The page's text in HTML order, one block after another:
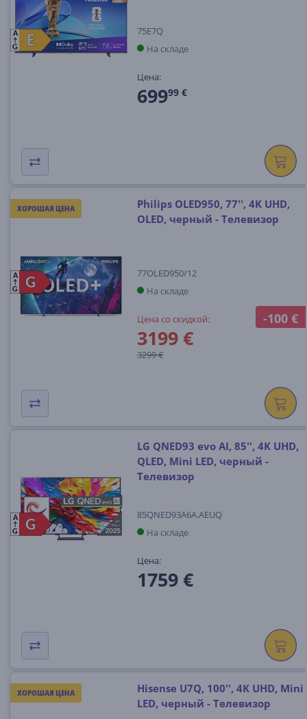
E
E
A
G
75E7Q
На складе
Цена:
69999 €
ХОРОШАЯ ЦЕНА
-100 €
G
G
A
G
Philips OLED950, 77'', 4K UHD,
OLED, черный - Телевизор
77OLED950/12
На складе
Цена со скидкой:
3199 €
3299 €
G
G
A
G
LG QNED93 evo AI, 85'', 4K UHD,
QLED, Mini LED, черный -
Телевизор
85QNED93A6A.AEUQ
На складе
Цена:
1759 €
ХОРОШАЯ ЦЕНА
Hisense U7Q, 100'', 4K UHD, Mini
LED, черный - Телевизор